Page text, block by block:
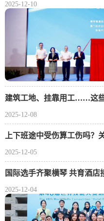
2025-12-10
建筑工地、挂靠用工……这
2025-12-08
上下班途中受伤算工伤吗？
2025-12-05
国际选手齐聚横琴 共育酒店
2025-12-04